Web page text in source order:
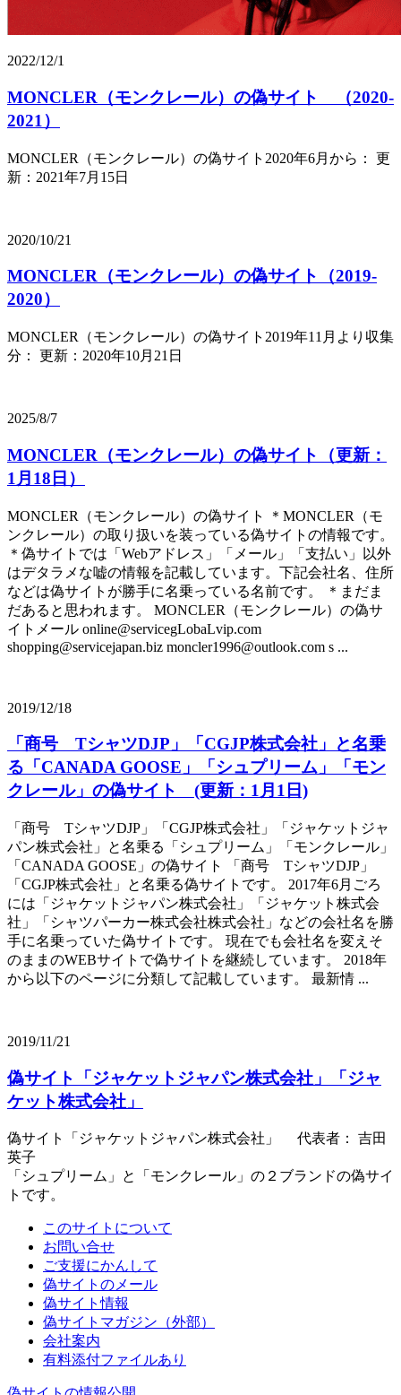
2022/12/1
MONCLER（モンクレール）の偽サイト （2020-
2021）
MONCLER（モンクレール）の偽サイト2020年6月から： 更
新：2021年7月15日
2020/10/21
MONCLER（モンクレール）の偽サイト（2019-
2020）
MONCLER（モンクレール）の偽サイト2019年11月より収集
分： 更新：2020年10月21日
2025/8/7
MONCLER（モンクレール）の偽サイト（更新：
1月18日）
MONCLER（モンクレール）の偽サイト ＊MONCLER（モ
ンクレール）の取り扱いを装っている偽サイトの情報です。
＊偽サイトでは「Webアドレス」「メール」「支払い」以外
はデタラメな嘘の情報を記載しています。下記会社名、住所
などは偽サイトが勝手に名乗っている名前です。 ＊まだま
だあると思われます。 MONCLER（モンクレール）の偽サ
イトメール online@servicegLobaLvip.com
shopping@servicejapan.biz moncler1996@outlook.com s ...
2019/12/18
「商号 TシャツDJP」「CGJP株式会社」と名乗
る「CANADA GOOSE」「シュプリーム」「モン
クレール」の偽サイト (更新：1月1日)
「商号 TシャツDJP」「CGJP株式会社」「ジャケットジャ
パン株式会社」と名乗る「シュプリーム」「モンクレール」
「CANADA GOOSE」の偽サイト 「商号 TシャツDJP」
「CGJP株式会社」と名乗る偽サイトです。 2017年6月ごろ
には「ジャケットジャパン株式会社」「ジャケット株式会
社」「シャツパーカー株式会社株式会社」などの会社名を勝
手に名乗っていた偽サイトです。 現在でも会社名を変えそ
のままのWEBサイトで偽サイトを継続しています。 2018年
から以下のページに分類して記載しています。 最新情 ...
2019/11/21
偽サイト「ジャケットジャパン株式会社」「ジャ
ケット株式会社」
偽サイト「ジャケットジャパン株式会社」 代表者： 吉田
英子
「シュプリーム」と「モンクレール」の２ブランドの偽サイ
トです。
このサイトについて
お問い合せ
ご支援にかんして
偽サイトのメール
偽サイト情報
偽サイトマガジン（外部）
会社案内
有料添付ファイルあり